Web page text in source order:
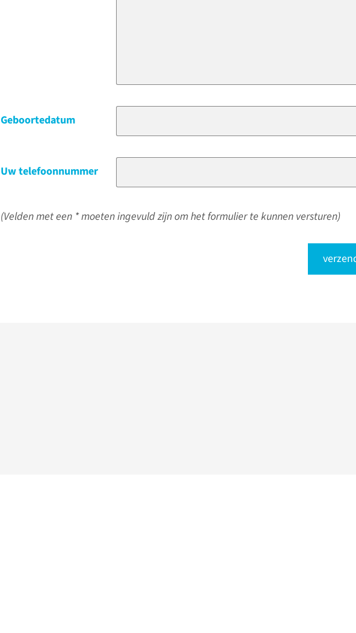
Geboortedatum
Uw telefoonnummer
(Velden met een * moeten ingevuld zijn om het formulier te kunnen versturen)